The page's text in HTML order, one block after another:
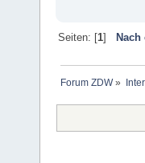
Seiten: [1] Nach
Forum ZDW»